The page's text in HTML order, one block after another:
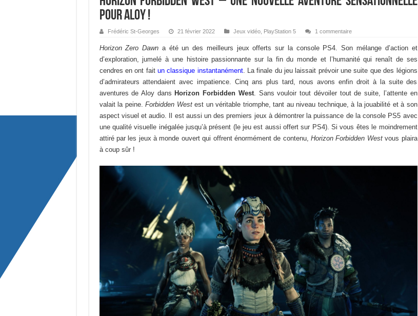
pour Aloy !
Frédéric St-Georges 21 février 2022 Jeux vidéo, PlayStation 5 1 commentaire
Horizon Zero Dawn a été un des meilleurs jeux offerts sur la console PS4. Son mélange d’action et
d’exploration, jumelé à une histoire passionnante sur la fin du monde et l’humanité qui renaît de ses
cendres en ont fait un classique instantanément. La finale du jeu laissait prévoir une suite que des légions
d’admirateurs attendaient avec impatience. Cinq ans plus tard, nous avons enfin droit à la suite des
aventures de Aloy dans Horizon Forbidden West. Sans vouloir tout dévoiler tout de suite, l’attente en
valait la peine. Forbidden Westest un véritable triomphe, tant au niveau technique, à la jouabilité et à son
aspect visuel et audio. Il est aussi un des premiers jeux à démontrer la puissance de la console PS5 avec
une qualité visuelle inégalée jusqu’à présent (le jeu est aussi offert sur PS4). Si vous êtes le moindrement
attiré par les jeux à monde ouvert qui offrent énormément de contenu, Horizon Forbidden Westvous plaira
à coup sûr !